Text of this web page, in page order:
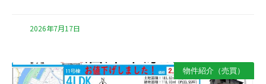
2026年7月17日
物件紹介（売買）